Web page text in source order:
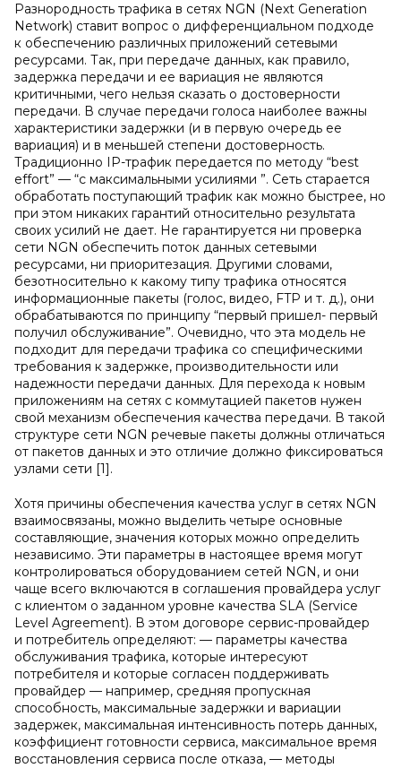
Разнородность трафика в сетях NGN (Next Generation
Network) ставит вопрос о дифференциальном подходе
к обеспечению различных приложений сетевыми
ресурсами. Так, при передаче данных, как правило,
задержка передачи и ее вариация не являются
критичными, чего нельзя сказать о достоверности
передачи. В случае передачи голоса наиболее важны
характеристики задержки (и в первую очередь ее
вариация) и в меньшей степени достоверность.
Традиционно IP-трафик передается по методу “best
effort” — “с максимальными усилиями ”. Сеть старается
обработать поступающий трафик как можно быстрее, но
при этом никаких гарантий относительно результата
своих усилий не дает. Не гарантируется ни проверка
сети NGN обеспечить поток данных сетевыми
ресурсами, ни приоритезация. Другими словами,
безотносительно к какому типу трафика относятся
информационные пакеты (голос, видео, FTP и т. д.), они
обрабатываются по принципу “первый пришел- первый
получил обслуживание”. Очевидно, что эта модель не
подходит для передачи трафика со специфическими
требования к задержке, производительности или
надежности передачи данных. Для перехода к новым
приложениям на сетях с коммутацией пакетов нужен
свой механизм обеспечения качества передачи. В такой
структуре сети NGN речевые пакеты должны отличаться
от пакетов данных и это отличие должно фиксироваться
узлами сети [1].
Хотя причины обеспечения качества услуг в сетях NGN
взаимосвязаны, можно выделить четыре основные
составляющие, значения которых можно определить
независимо. Эти параметры в настоящее время могут
контролироваться оборудованием сетей NGN, и они
чаще всего включаются в соглашения провайдера услуг
с клиентом о заданном уровне качества SLA (Service
Level Agreement). В этом договоре сервис-провайдер
и потребитель определяют: — параметры качества
обслуживания трафика, которые интересуют
потребителя и которые согласен поддерживать
провайдер — например, средняя пропускная
способность, максимальные задержки и вариации
задержек, максимальная интенсивность потерь данных,
коэффициент готовности сервиса, максимальное время
восстановления сервиса после отказа, — методы